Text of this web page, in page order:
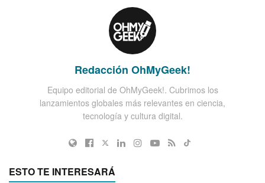
Redacción OhMyGeek!
Equipo editorial de OhMyGeek!. Cubrimos los
lanzamientos globales más relevantes en ciencia,
tecnología y cultura digital.
ESTO TE INTERESARÁ